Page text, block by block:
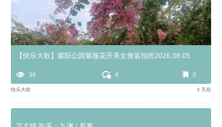
【快乐大歌】紫阳公园紫薇花开美女唐装拍照2026.08.05
39 4 0
快乐大歌 3 天前